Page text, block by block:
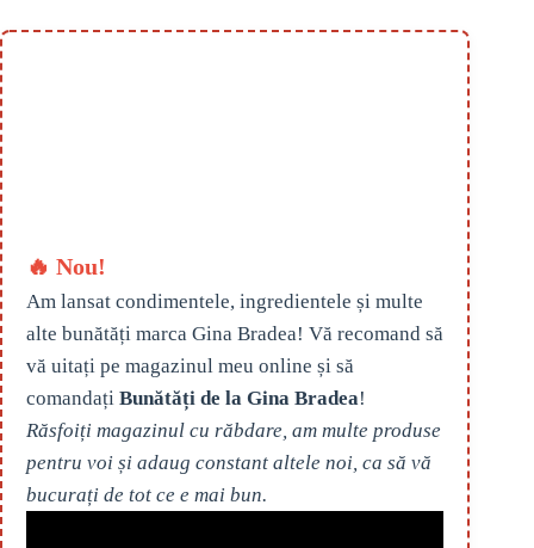
🔥 Nou!
Am lansat condimentele, ingredientele și multe
alte bunătăți marca Gina Bradea! Vă recomand să
vă uitați pe magazinul meu online și să
comandați Bunătăți de la Gina Bradea!
Răsfoiți magazinul cu răbdare, am multe produse
pentru voi și adaug constant altele noi, ca să vă
bucurați de tot ce e mai bun.